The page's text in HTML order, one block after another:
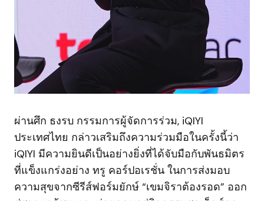
ผ่านศึก ธงรบ กรรมการผู้จัดการร่วม, iQIYI
ประเทศไทย กล่าวเสริมถึงความร่วมมือในครั้งนี้ว่า
iQIYI มีความยินดีเป็นอย่างยิ่งที่ได้จับมือกับพันธมิตร
ที่แข็งแกร่งอย่าง ทรู คอร์ปอเรชั่น ในการส่งมอบ
ความสุขจากซีรีส์ฟอร์มยักษ์ “เขมจิราต้องรอด” ออก